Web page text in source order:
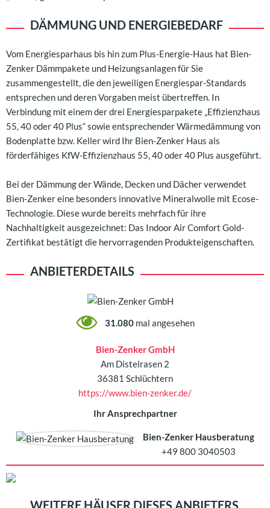
DÄMMUNG UND ENERGIEBEDARF
Vom Energiesparhaus bis hin zum Plus-Energie-Haus hat Bien-
Zenker Dämmpakete und Heizungsanlagen für Sie
zusammengestellt, die den jeweiligen Energiespar-Standards
entsprechen und deren Vorgaben meist übertreffen. In
Verbindung mit einem der drei Energiesparpakete „Effizienzhaus
55, 40 oder 40 Plus“ sowie entsprechender Wärmedämmung von
Bodenplatte bzw. Keller wird Ihr Bien-Zenker Haus als
förderfähiges KfW-Effizienzhaus 55, 40 oder 40 Plus ausgeführt.
Bei der Dämmung der Wände, Decken und Dächer verwendet
Bien-Zenker eine besonders innovative Mineralwolle mit Ecose-
Technologie. Diese wurde bereits mehrfach für ihre
Nachhaltigkeit ausgezeichnet: Das Indoor Air Comfort Gold-
Zertifikat bestätigt die hervorragenden Produkteigenschaften.
ANBIETERDETAILS
31.080mal angesehen
Bien-Zenker GmbH
Am Distelrasen 2
36381 Schlüchtern
https://www.bien-zenker.de/
Ihr Ansprechpartner
Bien-Zenker Hausberatung
+49 800 3040503